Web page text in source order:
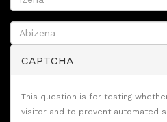
CAPTCHA
This question is for testing
visitor and to prevent automated